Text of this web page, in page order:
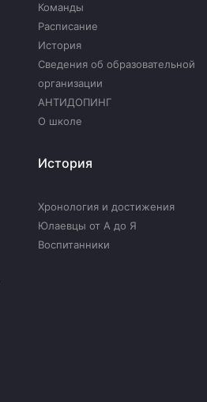
Команды
Расписание
История
Сведения об образовательной
организации
АНТИДОПИНГ
О школе
История
Хронология и достижения
Юлаевцы от А до Я
Воспитанники